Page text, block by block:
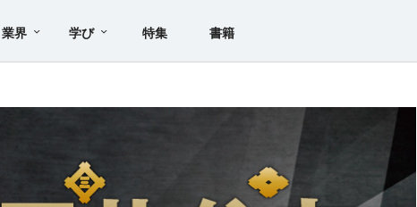
業界 学び 特集 書籍